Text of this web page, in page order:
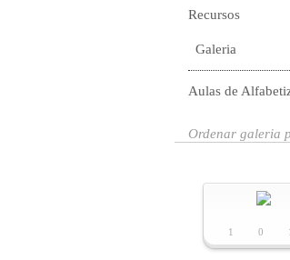
Recursos
Galeria
Aulas de
Ordenar galeria
1 0